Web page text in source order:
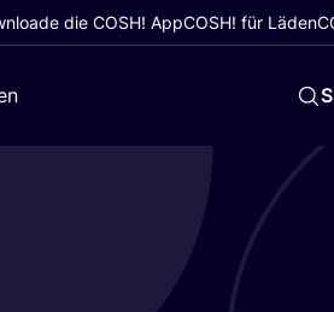
die COSH! AppCOSH! für Läden